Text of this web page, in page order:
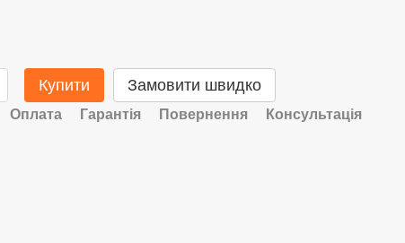
Купити Замовити швидко
Оплата Гарантія Повернення Консультація